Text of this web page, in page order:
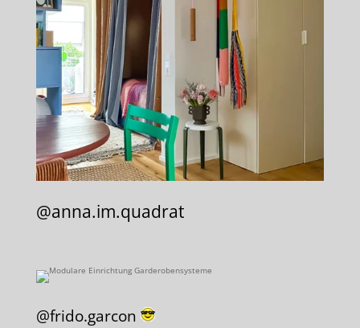
@anna.im.quadrat
@frido.garcon